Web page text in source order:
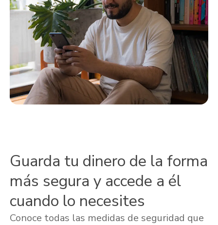
Guarda tu dinero de la forma
más segura y accede a él
cuando lo necesites
Conoce todas las medidas de seguridad que